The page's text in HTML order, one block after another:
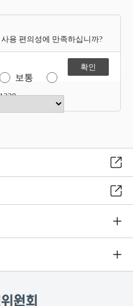
용 편의성에 만족하십니까?
보통